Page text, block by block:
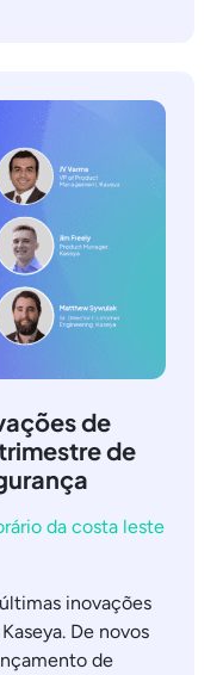
de
de
da costa leste
inovações
De novos
de